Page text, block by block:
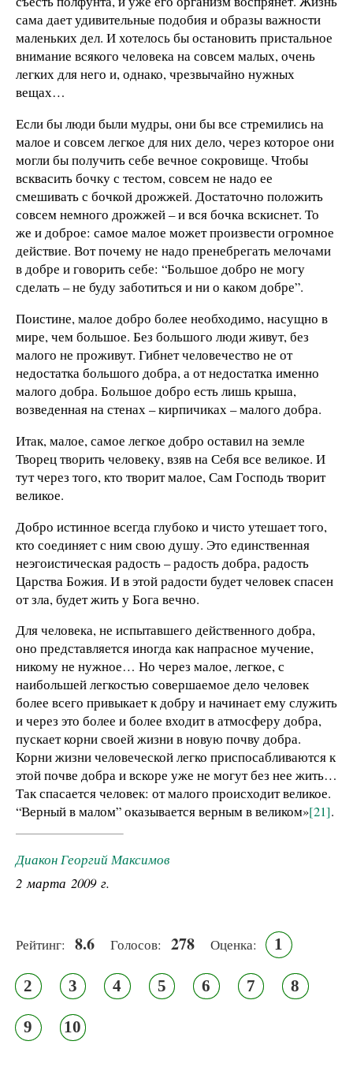
сама дает удивительные подобия и образы важности
маленьких дел. И хотелось бы остановить пристальное
внимание всякого человека на совсем малых, очень
легких для него и, однако, чрезвычайно нужных
вещах…
Если бы люди были мудры, они бы все стремились на
малое и совсем легкое для них дело, через которое они
могли бы получить себе вечное сокровище. Чтобы
всквасить бочку с тестом, совсем не надо ее
смешивать с бочкой дрожжей. Достаточно положить
совсем немного дрожжей – и вся бочка вскиснет. То
же и доброе: самое малое может произвести огромное
действие. Вот почему не надо пренебрегать мелочами
в добре и говорить себе: “Большое добро не могу
сделать – не буду заботиться и ни о каком добре”.
Поистине, малое добро более необходимо, насущно в
мире, чем большое. Без большого люди живут, без
малого не проживут. Гибнет человечество не от
недостатка большого добра, а от недостатка именно
малого добра. Большое добро есть лишь крыша,
возведенная на стенах – кирпичиках – малого добра.
Итак, малое, самое легкое добро оставил на земле
Творец творить человеку, взяв на Себя все великое. И
тут через того, кто творит малое, Сам Господь творит
великое.
Добро истинное всегда глубоко и чисто утешает того,
кто соединяет с ним свою душу. Это единственная
неэгоистическая радость – радость добра, радость
Царства Божия. И в этой радости будет человек спасен
от зла, будет жить у Бога вечно.
Для человека, не испытавшего действенного добра,
оно представляется иногда как напрасное мучение,
никому не нужное… Но через малое, легкое, с
наибольшей легкостью совершаемое дело человек
более всего привыкает к добру и начинает ему служить
и через это более и более входит в атмосферу добра,
пускает корни своей жизни в новую почву добра.
Корни жизни человеческой легко приспосабливаются к
этой почве добра и вскоре уже не могут без нее жить…
Так спасается человек: от малого происходит великое.
“Верный в малом” оказывается верным в великом»[21].
Диакон Георгий Максимов
2 марта 2009 г.
Рейтинг: 8.6 Голосов: 278 Оценка: 1
2 3 4 5 6 7 8
9 10